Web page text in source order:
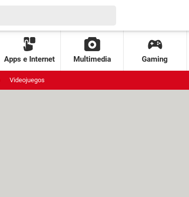
Apps e Internet Multimedia Gaming
Videojuegos